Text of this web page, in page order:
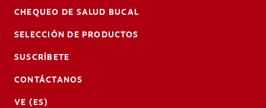
CHEQUEO DE SALUD BUCAL
SELECCIÓN DE PRODUCTOS
SUSCRÍBETE
CONTÁCTANOS
VE (ES)